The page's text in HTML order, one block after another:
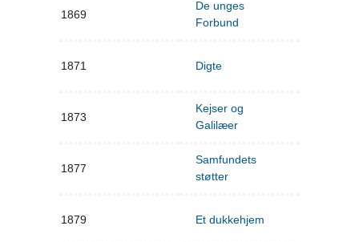
1869
De unges
Forbund
1871 Digte
1873
Kejser og
Galilæer
1877
Samfundets
støtter
1879 Et dukkehjem